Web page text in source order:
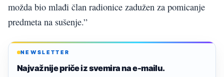
možda bio mlađi član radionice zadužen za pomicanje
predmeta na sušenje.”
NEWSLETTER
Najvažnije priče iz svemira na e-mailu.